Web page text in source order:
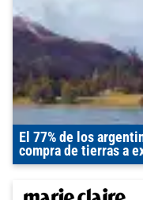
El 77% de los
compra de tierras a